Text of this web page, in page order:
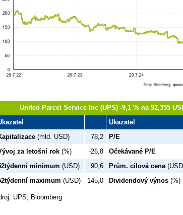
United Parcel Service Inc (UPS) -9,1 % na 92,355
Ukazatel
(mld. USD) 78,2 P/E
za letošní rok (%) -26,8 Očekávané P/E
minimum (USD) 90,6 Prům. cílová cena
maximum (USD) 145,0 Dividendový výnos (%)
UPS, Bloomberg